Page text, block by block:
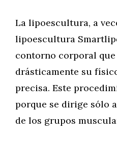
La lipoescultura, a
lipoescultura
contorno corporal
drásticamente su
precisa. Este
porque se dirige sólo
de los grupos